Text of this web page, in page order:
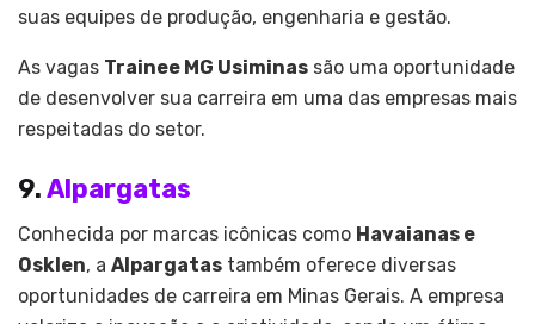
suas equipes de produção, engenharia e gestão.
As vagas Trainee MG Usiminas são uma oportunidade
de desenvolver sua carreira em uma das empresas mais
respeitadas do setor.
9. Alpargatas
Conhecida por marcas icônicas como Havaianas e
Osklen, a Alpargatas também oferece diversas
oportunidades de carreira em Minas Gerais. A empresa